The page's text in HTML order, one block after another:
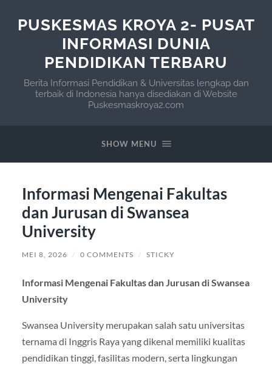
PUSKESMAS KROYA 2- PUSAT
INFORMASI DUNIA
PENDIDIKAN TERBARU
Berita Informasi Pendidikan & Universitas lengkap dan
terbaik di Indonesia hanya disediakan di Website
Puskesmaskroya2.com
SHOW MENU
Informasi Mengenai Fakultas
dan Jurusan di Swansea
University
MEI 8, 2026 / 0 COMMENTS / STICKY
Informasi Mengenai Fakultas dan Jurusan di Swansea
University
Swansea Universitymerupakan salah satu universitas
ternama di Inggris Raya yang dikenal memiliki kualitas
pendidikan tinggi, fasilitas modern, serta lingkungan